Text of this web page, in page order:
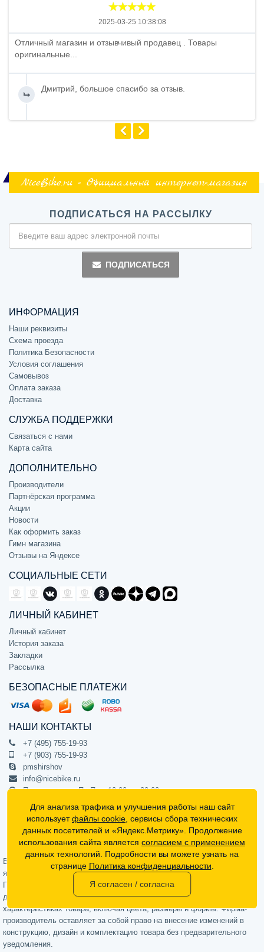
2025-03-25 10:38:08
Отличный магазин и отзывчивый продавец . Товары
оригинальные...
Дмитрий, большое спасибо за отзыв.
NiceBike.ru - Официальный интернет-магазин
ПОДПИСАТЬСЯ НА РАССЫЛКУ
ПОДПИСАТЬСЯ
ИНФОРМАЦИЯ
Наши реквизиты
Схема проезда
Политика Безопасности
Условия соглашения
Самовывоз
Оплата заказа
Доставка
СЛУЖБА ПОДДЕРЖКИ
Связаться с нами
Карта сайта
ДОПОЛНИТЕЛЬНО
Производители
Партнёрская программа
Акции
Новости
Как оформить заказ
Гимн магазина
Отзывы на Яндексе
СОЦИАЛЬНЫЕ СЕТИ
ЛИЧНЫЙ КАБИНЕТ
Личный кабинет
История заказа
Закладки
Рассылка
БЕЗОПАСНЫЕ ПЛАТЕЖИ
НАШИ КОНТАКТЫ
+7 (495) 755-19-93
+7 (903) 755-19-93
pmshirshov
info@nicebike.ru
Прием звонков Пн-Пт с 10:00 до 20:00
ПВЗ Пн-Пт с 10:00 до 20:00
г. Москва, ул. Барклая 13с1
подъезд 1, цокольный этаж, офис 1
Официальный интернет-магазин NiceBike © 2012 - 2026
Вся информация на сайте носит ознакомительный характер, не
является публичной офертой (определяемой положениями Статьи 437
Гражданского кодекса РФ) и не может в полной мере передавать
достоверную информацию о свойствах, комплектации и
характеристиках товара, включая цвета, размеры и формы. Фирма-
производитель оставляет за собой право на внесение изменений в
конструкцию, дизайн и комплектацию товара без предварительного
уведомления.
Для анализа трафика и улучшения работы наш сайт
используетфайлы cookie , сервисы сбора технических
данных посетителей и «Яндекс.Метрику». Продолжение
использования сайта является согласием с применением
данных технологий. Подробности вы можете узнать на
странице Политика конфиденциальности
Я согласен / согласна